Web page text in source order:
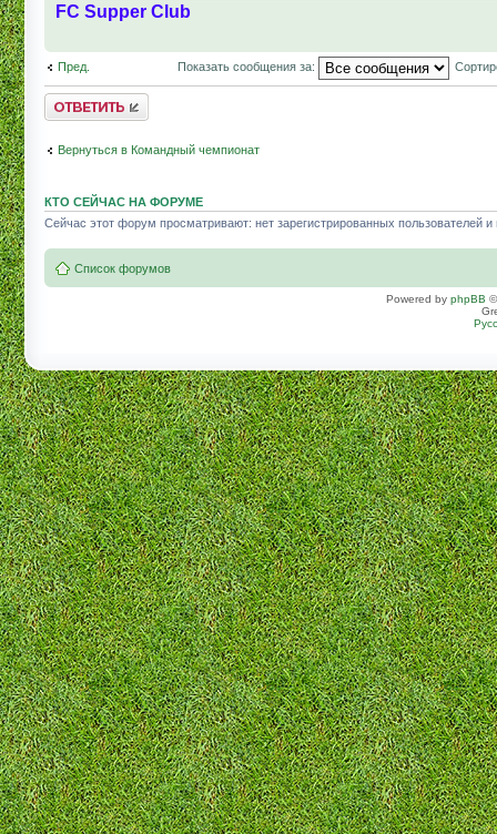
FC Supper Club
Пред. Показать сообщения за:
Комментировать
Вернуться в Командный чемпионат
КТО СЕЙЧАС НА ФОРУМЕ
Сейчас этот форум просматривают: нет зарегистрированных пользователей и
Список форумов
Powered by phpBB